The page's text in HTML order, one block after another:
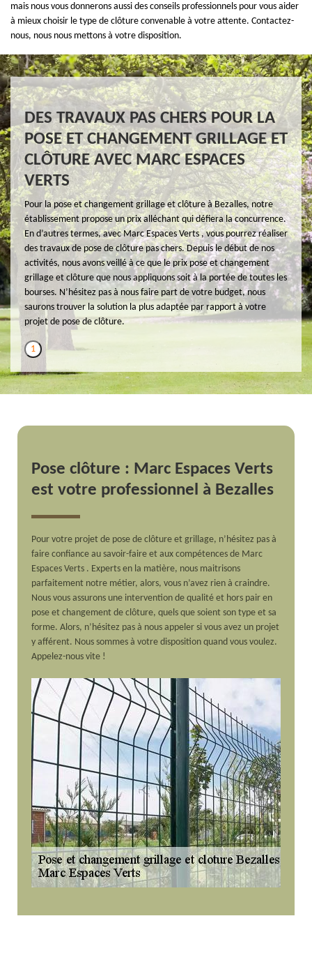
mais nous vous donnerons aussi des conseils professionnels pour vous aider
à mieux choisir le type de clôture convenable à votre attente. Contactez-
nous, nous nous mettons à votre disposition.
DES TRAVAUX PAS CHERS POUR LA
POSE ET CHANGEMENT GRILLAGE ET
CLÔTURE AVEC MARC ESPACES
VERTS
Pour la pose et changement grillage et clôture à Bezalles, notre
établissement propose un prix alléchant qui défiera la concurrence.
En d’autres termes, avec Marc Espaces Verts , vous pourrez réaliser
des travaux de pose de clôture pas chers. Depuis le début de nos
activités, nous avons veillé à ce que le prix pose et changement
grillage et clôture que nous appliquons soit à la portée de toutes les
bourses. N’hésitez pas à nous faire part de votre budget, nous
saurons trouver la solution la plus adaptée par rapport à votre
projet de pose de clôture.
1
Pose clôture : Marc Espaces Verts
est votre professionnel à Bezalles
Pour votre projet de pose de clôture et grillage, n’hésitez pas à
faire confiance au savoir-faire et aux compétences de Marc
Espaces Verts . Experts en la matière, nous maitrisons
parfaitement notre métier, alors, vous n’avez rien à craindre.
Nous vous assurons une intervention de qualité et hors pair en
pose et changement de clôture, quels que soient son type et sa
forme. Alors, n’hésitez pas à nous appeler si vous avez un projet
y afférent. Nous sommes à votre disposition quand vous voulez.
Appelez-nous vite !